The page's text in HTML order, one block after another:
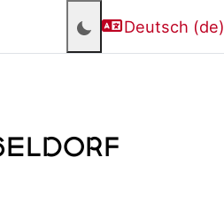
Deutsch ‎(de)‎